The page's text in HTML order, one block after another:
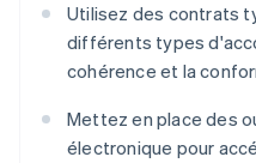
Utilisez des contrats
différents types
cohérence et la
Mettez en place des
électronique pour